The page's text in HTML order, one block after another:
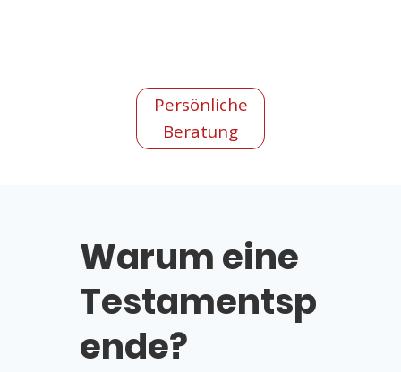
Persönliche
Beratung
Warum eine
Testamentsp
ende?